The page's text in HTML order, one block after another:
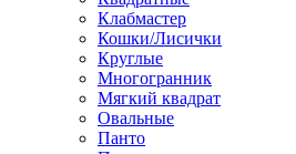
Клабмастер
Кошки/Лисички
Круглые
Многогранник
Мягкий квадрат
Овальные
Панто